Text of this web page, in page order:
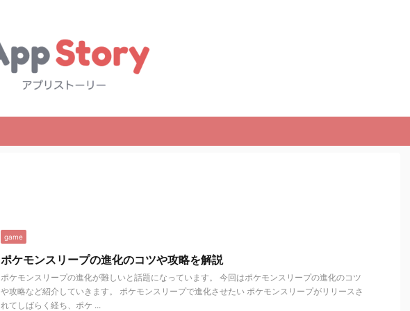
game
ポケモンスリープの進化のコツや攻略を解説
ポケモンスリープの進化が難しいと話題になっています。 今回はポケモンスリープの進化のコツ
や攻略など紹介していきます。 ポケモンスリープで進化させたい ポケモンスリープがリリースさ
れてしばらく経ち、ポケ ...